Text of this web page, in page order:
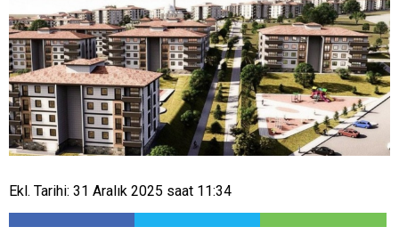
Ekl. Tarihi: 31 Aralık 2025 saat 11:34